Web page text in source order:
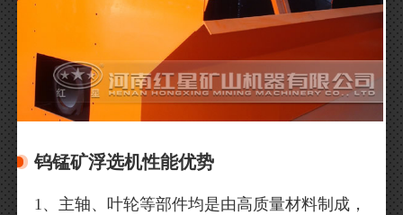
钨锰矿浮选机性能优势
1、主轴、叶轮等部件均是由高质量材料制成，